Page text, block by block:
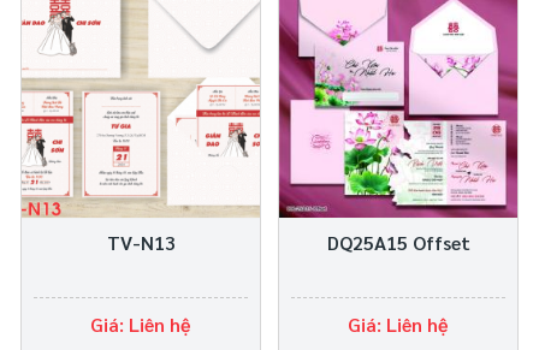
TV-N13
Giá: Liên hệ
DQ25A15 Offset
Giá: Liên hệ